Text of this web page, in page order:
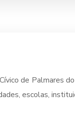
de Palmares
escolas,